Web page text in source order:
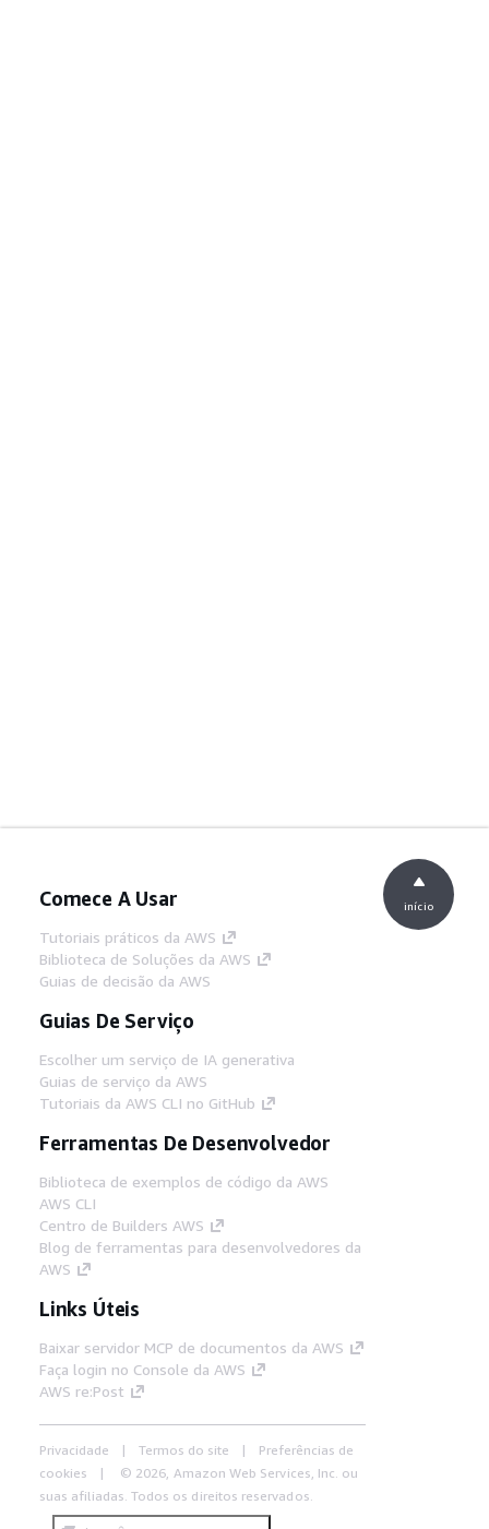
Comece A Usar
Tutoriais práticos da AWS
Biblioteca de Soluções da AWS
Guias de decisão da AWS
Guias De Serviço
Escolher um serviço de IA generativa
Guias de serviço da AWS
Tutoriais da AWS CLI no GitHub
Ferramentas De Desenvolvedor
Biblioteca de exemplos de código da AWS
AWS CLI
Centro de Builders AWS
Blog de ferramentas para desenvolvedores da
AWS
Links Úteis
Baixar servidor MCP de documentos da AWS
Faça login no Console da AWS
AWS re:Post
Privacidade Termos do site
Preferências de
cookies
© 2026, Amazon Web Services, Inc. ou
suas afiliadas. Todos os direitos reservados.
início